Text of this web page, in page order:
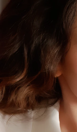
FAQ™ Pure
BREAKING
issa™ Teeth
Dil Seçimi
English
Français
Polski
Türkçe